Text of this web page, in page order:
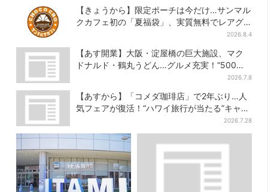
ューも
ズ…17店舗のメニュー集結
【きょうから】限定ポーチは今だけ…サンマル
クカフェ初の「夏福袋」、実質無料でレアグ
2026.8.4
【あす開業】大阪・淀屋橋の巨大施設、マク
ドナルド・鶴丸うどん…グルメ充実！“500円
2026.7.8
【あすから】「コメダ珈琲店」で2年ぶり…人
気フェアが復活！“ハワイ旅行が当たる”キャン
2026.7.28